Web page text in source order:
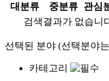
대분류
중분류
관심
검색결과가 없습니
선택된 분야 (선택분야
카테고리